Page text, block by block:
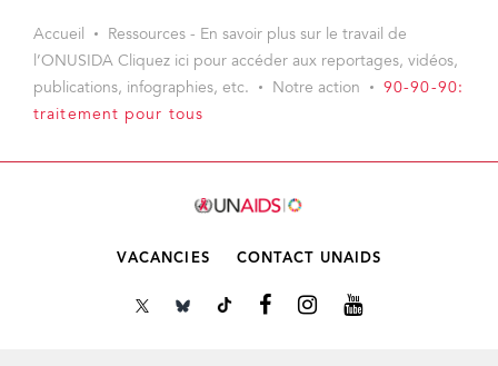
Accueil
Ressources - En savoir plus sur le travail de
l’ONUSIDA Cliquez ici pour accéder aux reportages, vidéos,
publications, infographies, etc.
Notre action
90-90-90:
traitement pour tous
VACANCIES CONTACT UNAIDS